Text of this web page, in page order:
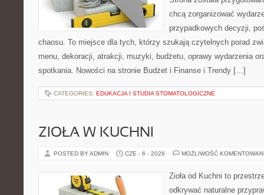
chcą zorganizować
przypadkowych decyzji,
chaosu. To miejsce dla tych, którzy szukają czytelnych porad
menu, dekoracji, atrakcji, muzyki, budżetu, oprawy wydarzenia
spotkania. Nowości na stronie Budżet i Finanse i Trendy […]
CATEGORIES: EDUKACJA I STUDIA STOMATOLOGICZNE
ZIOŁA W KUCHNI
POSTED BY ADMIN CZE - 6 - 2026 MOŻLIWOŚĆ
Zioła od Kuchni to
odkrywać naturalne